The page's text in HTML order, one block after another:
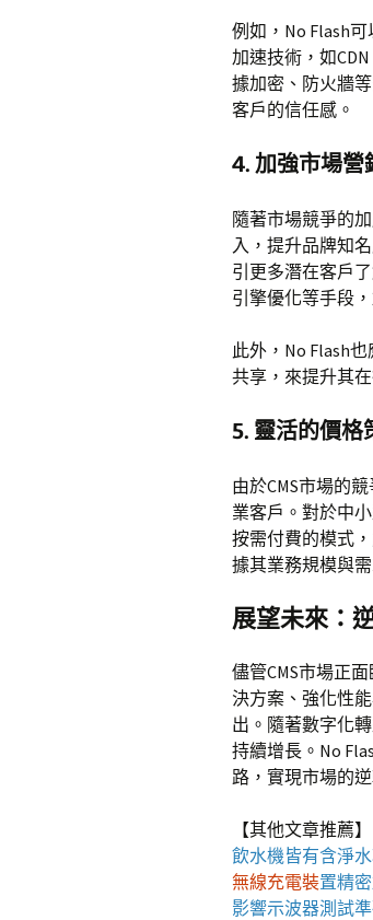
例如，No Flash
加速技術，如
據加密、防火牆
客戶的信任感。
4. 加強市場營
隨著市場競爭的
入，提升品牌知
引更多潛在客戶
引擎優化等手段
此外，No Flash
共享，來提升其
5. 靈活的價格
由於CMS市場的
業客戶。對於中
按需付費的模式
據其業務規模與
展望未來：
儘管CMS市場正
決方案、強化性
出。隨著數字化
持續增長。No
路，實現市場的逆
【其他文章推薦】
飲水機皆有含淨
無線充電裝置精
影響示波器測試